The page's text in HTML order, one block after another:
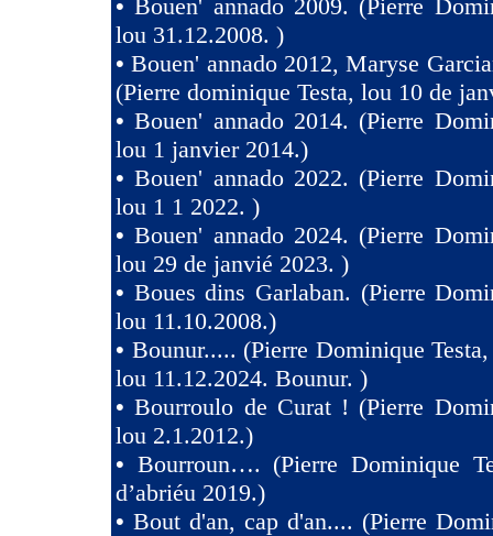
•Bouen' annado 2009. (Pierre
lou 31.12.2008. )
•Bouen' annado 2012, Maryse
(Pierre dominique Testa, lou 10 de
•Bouen' annado 2014. (Pierre
lou 1 janvier 2014.)
•Bouen' annado 2022. (Pierre
lou 1 1 2022. )
•Bouen' annado 2024. (Pierre
lou 29 de janvié 2023. )
• Boues dins Garlaban. (Pierre
lou 11.10.2008.)
• Bounur..... (Pierre Dominique
lou 11.12.2024. Bounur. )
•Bourroulo de Curat ! (Pierre
lou 2.1.2012.)
• Bourroun…. (Pierre Dominique
d’abriéu 2019.)
• Bout d'an, cap d'an.... (Pierre